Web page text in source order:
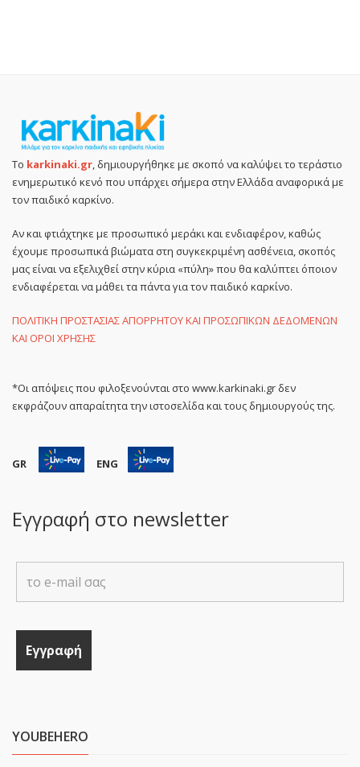
Το karkinaki.gr , δημιουργήθηκε με σκοπό να καλύψει το τεράστιο
ενημερωτικό κενό που υπάρχει σήμερα στην Ελλάδα αναφορικά με
τον παιδικό καρκίνο.
Αν και φτιάχτηκε με προσωπικό μεράκι και ενδιαφέρον, καθώς
έχουμε προσωπικά βιώματα στη συγκεκριμένη ασθένεια, σκοπός
μας είναι να εξελιχθεί στην κύρια «πύλη» που θα καλύπτει όποιον
ενδιαφέρεται να μάθει τα πάντα για τον παιδικό καρκίνο.
ΠΟΛΙΤΙΚΗ ΠΡΟΣΤΑΣΙΑΣ ΑΠΟΡΡΗΤΟΥ ΚΑΙ ΠΡΟΣΩΠΙΚΩΝ ΔΕΔΟΜΕΝΩΝ
ΚΑΙ ΟΡΟΙ ΧΡΗΣΗΣ
*Οι απόψεις που φιλοξενούνται στο www.karkinaki.gr δεν
εκφράζουν απαραίτητα την ιστοσελίδα και τους δημιουργούς της.
GR ENG
Εγγραφή στο newsletter
YOUBEHERO